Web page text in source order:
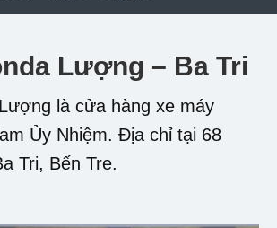
Lượng – Ba Tri
là cửa hàng xe máy
Ủy Nhiệm. Địa chỉ tại 68
Tri, Bến Tre.